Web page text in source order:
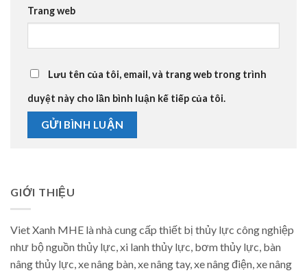
Trang web
Lưu tên của tôi, email, và trang web trong trình
duyệt này cho lần bình luận kế tiếp của tôi.
GIỚI THIỆU
Viet Xanh MHE là nhà cung cấp thiết bị thủy lực công nghiệp
như bộ nguồn thủy lực, xi lanh thủy lực, bơm thủy lực, bàn
nâng thủy lực, xe nâng bàn, xe nâng tay, xe nâng điện, xe nâng